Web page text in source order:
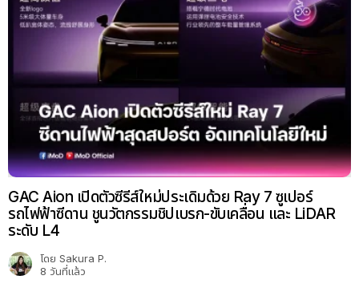
GAC Aion เปิดตัวซีรีส์ใหม่ประเดิมด้วย Ray 7 ซูเปอร์
รถไฟฟ้าซีดาน ชูนวัตกรรมชิปเบรก-ขับเคลื่อน และ LiDAR
ระดับ L4
โดย Sakura P.
8 วันที่แล้ว